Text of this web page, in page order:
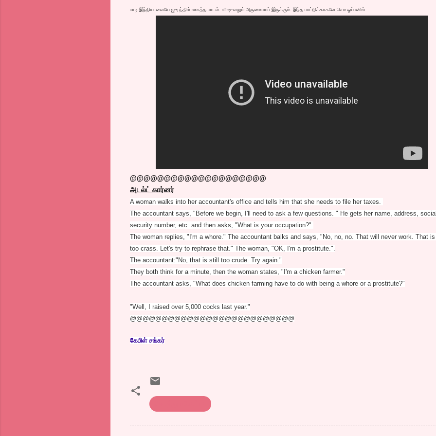
பாடி இந்தியாவையே ஜுரத்தில் வைத்த பாடல். விஷுவலும் அருமையாய் இருக்கும். இந்த பாட்டுக்காகவே செம ஓப்பனிங்
@@@@@@@@@@@@@@@@@@@@
அடல்ட் கார்னர்
A woman walks into her accountant's office and tells him that she needs to file her taxes.
The accountant says, "Before we begin, I'll need to ask a few questions. " He gets her name, address,
security number, etc. and then asks, "What is your occupation?"
The woman replies, "I'm a whore." The accountant balks and says, "No, no, no. That will never work. That
too crass. Let's try to rephrase that." The woman, "OK, I'm a prostitute.".
The accountant:"No, that is still too crude. Try again."
They both think for a minute, then the woman states, "I'm a chicken farmer."
The accountant asks, "What does chicken farming have to do with being a whore or a prostitute?"
"Well, I raised over 5,000 cocks last year."
@@@@@@@@@@@@@@@@@@@@@@@@@@
கேபிள் சங்கர்